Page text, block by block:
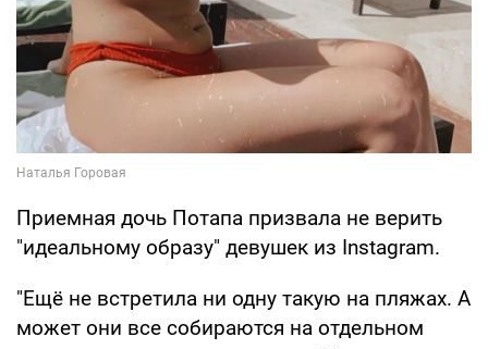
Приемная дочь Потапа призвала не верить
"идеальному образу" девушек из Instagram.
"Ещё не встретила ни одну такую на пляжах. А
может они все собираются на отдельном